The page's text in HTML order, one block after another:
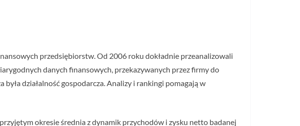
przedsiębiorstw. Od 2006 roku dokładnie przeanalizowali
danych finansowych, przekazywanych przez firmy do
działalność gospodarcza. Analizy i rankingi pomagają w
okresie średnia z dynamik przychodów i zysku netto badanej